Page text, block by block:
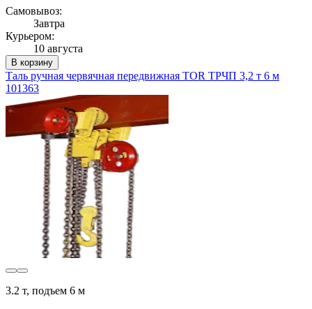
Самовывоз:
Завтра
Курьером:
10 августа
В корзину
Таль ручная червячная передвижная TOR ТРЧП 3,2 т 6 м
101363
3.2 т, подъем 6 м